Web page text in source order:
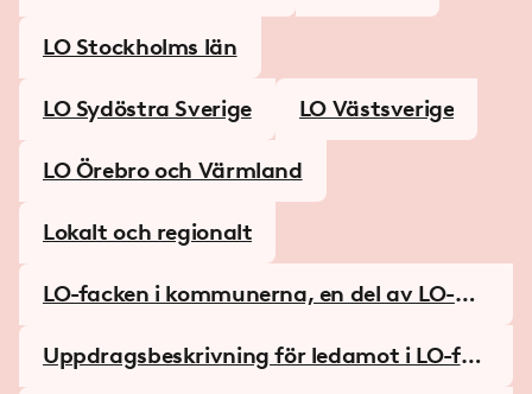
LO Stockholms län
LO Sydöstra Sverige LO Västsverige
LO Örebro och Värmland
Lokalt och regionalt
LO-facken i kommunerna, en del av LO-dis
Uppdragsbeskrivning för ledamot i LO-fac